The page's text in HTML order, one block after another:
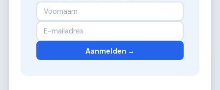
Aanmelden →